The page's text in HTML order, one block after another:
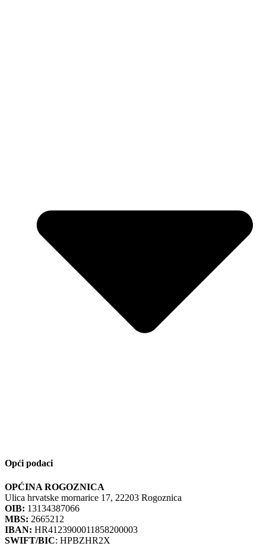
Opći podaci
OPĆINA ROGOZNICA
Ulica hrvatske mornarice 17, 22203 Rogoznica
OIB: 13134387066
MBS: 2665212
IBAN: HR4123900011858200003
SWIFT/BIC: HPBZHR2X